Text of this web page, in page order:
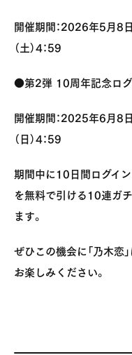
開催期間：2026年5月8
（土）4：59
●第2弾 10周年記念ログ
開催期間：2025年6月8
（日）4：59
期間中に10日間ログイ
を無料で引ける10連ガ
ます。
ぜひこの機会に「乃木恋
お楽しみください。